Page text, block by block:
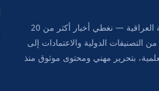
بوابة الأخبار الأكاديمية العراقية — نغطي أخبار أكثر من 20
التصنيفات الدولية والاعتمادات إلى
بتحرير مهني ومحتوى موثوق منذ